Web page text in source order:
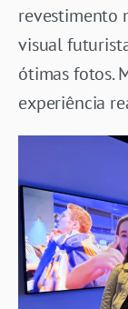
revestimento
visual
ótimas fotos.
experiência